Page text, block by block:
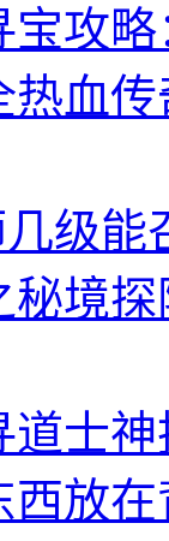
攻
热血
级能
境
士
西放